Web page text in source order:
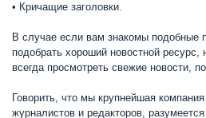
• Кричащие заголовки.
В случае если вам знакомы подобные
подобрать хороший новостной ресурс,
всегда просмотреть свежие новости,
Говорить, что мы крупнейшая
журналистов и редакторов,